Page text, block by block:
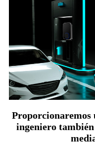
Proporcionaremos
ingeniero